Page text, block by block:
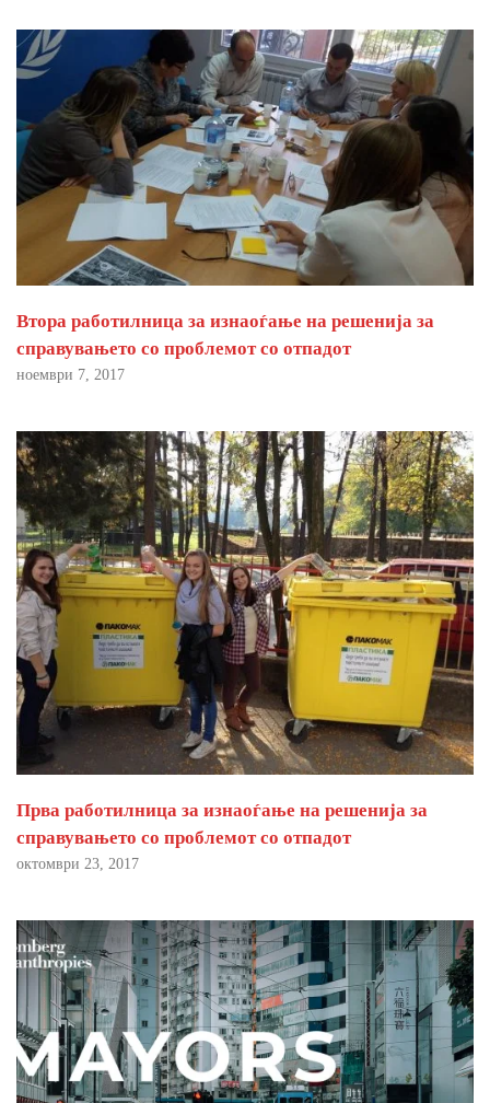
Втора работилница за изнаоѓање на решенија за
справувањето со проблемот со отпадот
ноември 7, 2017
Прва работилница за изнаоѓање на решенија за
справувањето со проблемот со отпадот
октомври 23, 2017